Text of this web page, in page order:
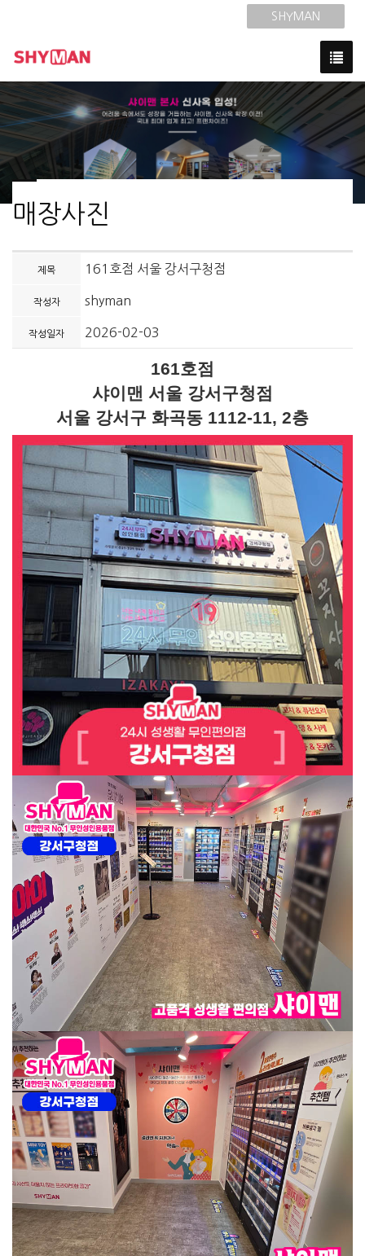
SHYMAN
매장사진
제목 161호점 서울 강서구청점
작성자 shyman
작성일자 2026-02-03
161호점
샤이맨 서울 강서구청점
서울 강서구 화곡동 1112-11, 2층